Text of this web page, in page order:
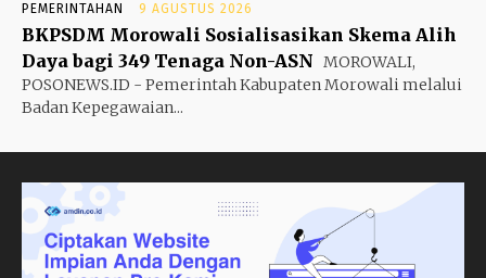
PEMERINTAHAN 9 AGUSTUS 2026
BKPSDM Morowali Sosialisasikan Skema Alih
Daya bagi 349 Tenaga Non-ASN MOROWALI,
POSONEWS.ID - Pemerintah Kabupaten Morowali melalui
Badan Kepegawaian...